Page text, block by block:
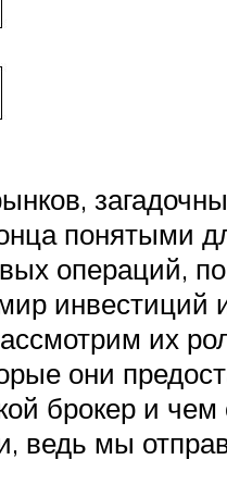
понятыми
операций,
инвестиций
их
они
брокер и
ведь мы